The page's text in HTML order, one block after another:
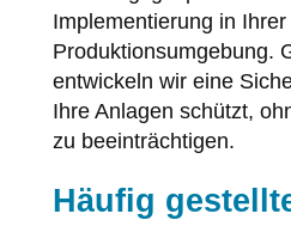
Implementierung in Ihrer
Produktionsumgebung.
entwickeln wir eine
Ihre Anlagen schützt,
zu beeinträchtigen.
Häufig